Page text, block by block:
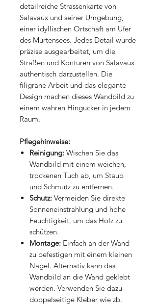
detailreiche Strassenkarte von
Salavaux und seiner Umgebung,
einer idyllischen Ortschaft am Ufer
des Murtensees. Jedes Detail wurde
präzise ausgearbeitet, um die
Straßen und Konturen von Salavaux
authentisch darzustellen. Die
filigrane Arbeit und das elegante
Design machen dieses Wandbild zu
einem wahren Hingucker in jedem
Raum.
Pflegehinweise:
Reinigung: Wischen Sie das
Wandbild mit einem weichen,
trockenen Tuch ab, um Staub
und Schmutz zu entfernen.
Schutz: Vermeiden Sie direkte
Sonneneinstrahlung und hohe
Feuchtigkeit, um das Holz zu
schützen.
Montage: Einfach an der Wand
zu befestigen mit einem kleinen
Nagel. Alternativ kann das
Wandbild an die Wand geklebt
werden. Verwenden Sie dazu
doppelseitige Kleber wie zb.